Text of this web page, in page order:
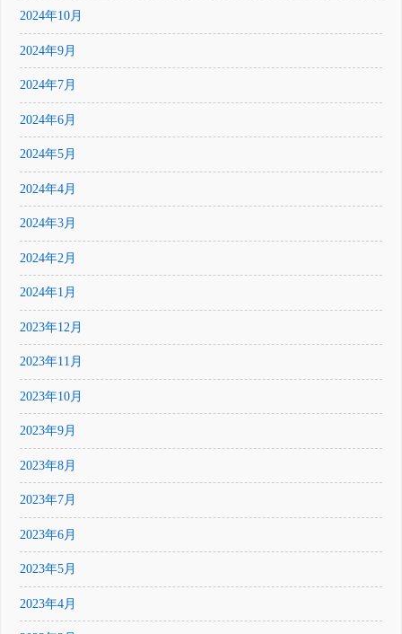
2024年10月
2024年9月
2024年7月
2024年6月
2024年5月
2024年4月
2024年3月
2024年2月
2024年1月
2023年12月
2023年11月
2023年10月
2023年9月
2023年8月
2023年7月
2023年6月
2023年5月
2023年4月